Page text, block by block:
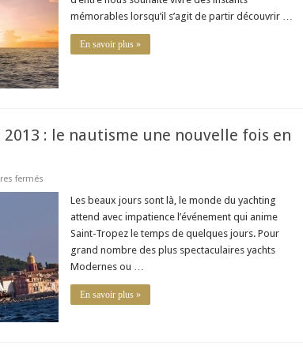
vacances
prestigieuses
mémorables lorsqu’il s’agit de partir découvrir …
En savoir plus »
2013 : le nautisme une nouvelle fois en
ferméssur
le
nautisme
une
nouvelle
fois
en
fête
Les beaux jours sont là, le monde du yachting
attend avec impatience l’événement qui anime
Saint-Tropez le temps de quelques jours. Pour
grand nombre des plus spectaculaires yachts
Modernes ou …
En savoir plus »